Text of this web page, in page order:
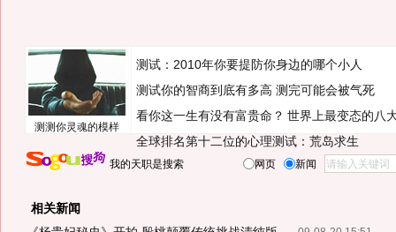
测测你灵魂的模样
测试：2010年你要提防你身边的哪个小人
测试你的智商到底有多高 测完可能会被气死
看你这一生有没有富贵命？ 世界上最变态的八
全球排名第十二位的心理测试：荒岛求生
我的天职是搜索 网页 新闻
相关新闻